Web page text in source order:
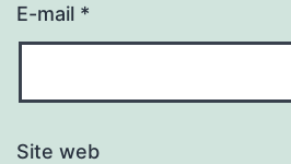
E-mail *
Site web